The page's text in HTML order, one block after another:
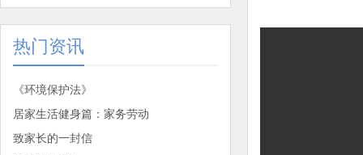
热门资讯
《环境保护法》
居家生活健身篇：家务劳动
致家长的一封信